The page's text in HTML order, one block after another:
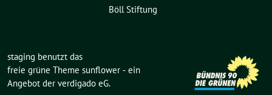
Böll Stiftung
staging benutzt das
freie grüne Theme sunflower ‐ ein
Angebot der verdigado eG.